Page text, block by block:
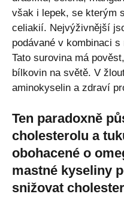
však i lepek, se kterým
celiakií. Nejvýživnější
podávané v kombinaci
Tato surovina má
bílkovin na světě. V
aminokyselin a zdraví
Ten paradoxně
cholesterolu a
obohacené o
mastné kyseliny
snižovat